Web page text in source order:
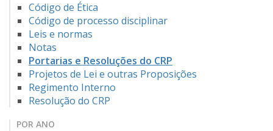
Código de Ética
Código de processo disciplinar
Leis e normas
Notas
Portarias e Resoluções do CRP
Projetos de Lei e outras Proposições
Regimento Interno
Resolução do CRP
POR ANO